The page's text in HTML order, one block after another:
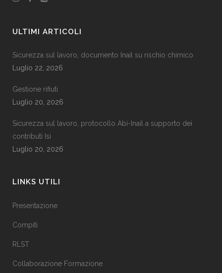
ULTIMI ARTICOLI
Sicurezza sul lavoro, documento Inail su rischio chimico
Luglio 22, 2026
Gestione rifiuti
Luglio 20, 2026
Sicurezza sul lavoro, protocollo Abi-Inail a supporto dei
contributi Isi
Luglio 20, 2026
LINKS UTILI
Presentazione
Compiti
RLST
Collaborazione Formazione